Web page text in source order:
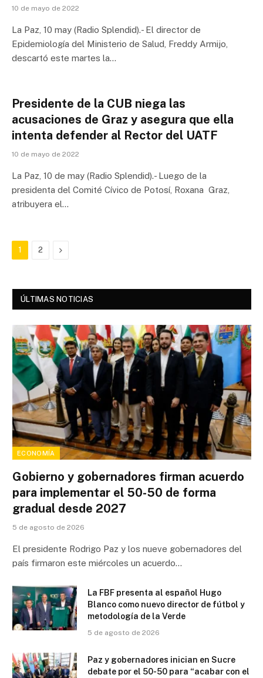
10 de mayo de 2022
La Paz, 10 may (Radio Splendid).- El director de
Epidemiología del Ministerio de Salud, Freddy Armijo,
descartó este martes la…
Presidente de la CUB niega las
acusaciones de Graz y asegura que ella
intenta defender al Rector del UATF
10 de mayo de 2022
La Paz, 10 de may (Radio Splendid).- Luego de la
presidenta del Comité Cívico de Potosí, Roxana Graz,
atribuyera el…
1 2 Next
ÚLTIMAS NOTICIAS
ECONOMÍA
Gobierno y gobernadores firman acuerdo
para implementar el 50-50 de forma
gradual desde 2027
5 de agosto de 2026
El presidente Rodrigo Paz y los nueve gobernadores del
país firmaron este miércoles un acuerdo…
La FBF presenta al español Hugo
Blanco como nuevo director de fútbol y
metodología de la Verde
5 de agosto de 2026
Paz y gobernadores inician en Sucre
debate por el 50-50 para “acabar con el